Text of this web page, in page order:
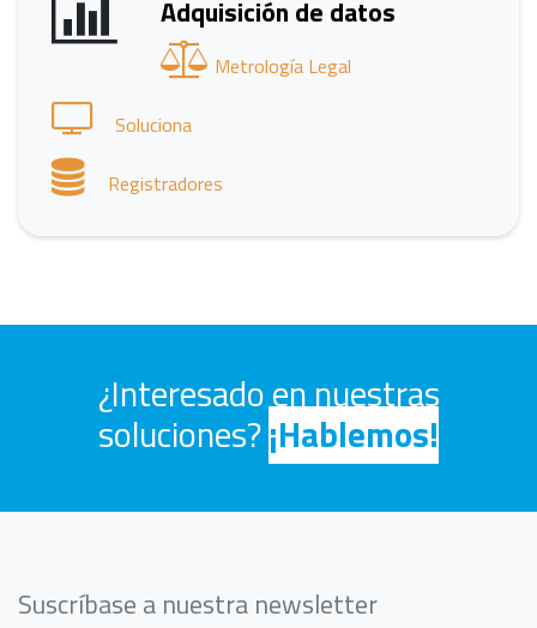
Adquisición de datos
Metrología Legal
Soluciona
Registradores
¿Interesado en nuestras
soluciones?¡Hablemos!
Suscríbase a nuestra newsletter